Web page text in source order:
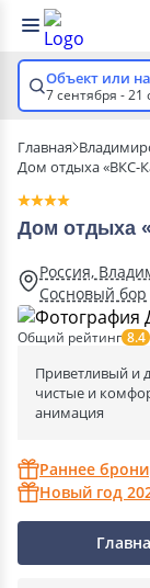
Объект или
7 сентября - 21
Главная
Дом отдыха «ВКС-
Дом отдыха
Россия,
Сосновый бор
Общий рейтинг 8.4
Приветливый и
чистые и
анимация
Раннее
Новый год